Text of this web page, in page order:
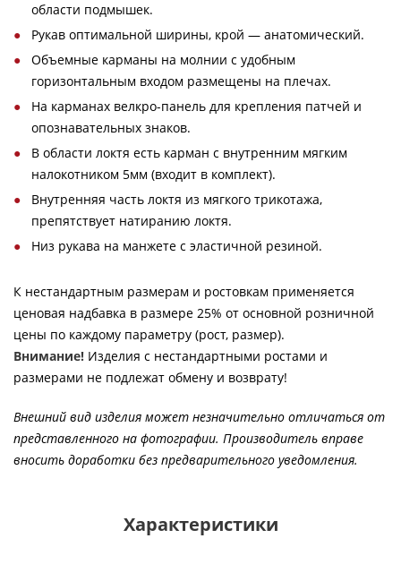
области подмышек.
Рукав оптимальной ширины, крой — анатомический.
Объемные карманы на молнии с удобным
горизонтальным входом размещены на плечах.
На карманах велкро-панель для крепления патчей и
опознавательных знаков.
В области локтя есть карман с внутренним мягким
налокотником 5мм (входит в комплект).
Внутренняя часть локтя из мягкого трикотажа,
препятствует натиранию локтя.
Низ рукава на манжете с эластичной резиной.
К нестандартным размерам и ростовкам применяется
ценовая надбавка в размере 25% от основной розничной
цены по каждому параметру (рост, размер).
Внимание! Изделия с нестандартными ростами и
размерами не подлежат обмену и возврату!
Внешний вид изделия может незначительно отличаться от
представленного на фотографии. Производитель вправе
вносить доработки без предварительного уведомления.
Характеристики